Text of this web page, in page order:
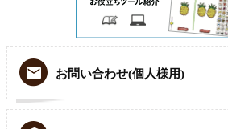
お問い合わせ(個人様用)